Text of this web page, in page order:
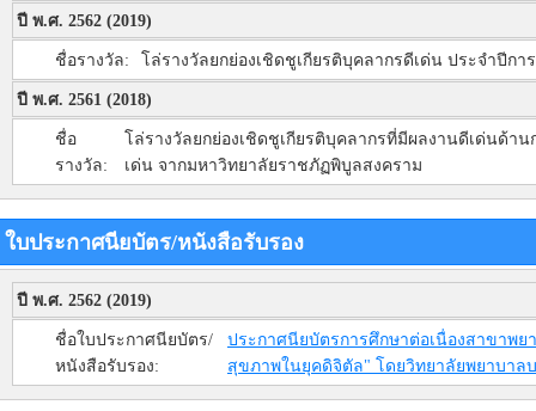
ปี พ.ศ. 2562 (2019)
ชื่อรางวัล: โล่รางวัลยกย่องเชิดชูเกียรติบุคลากรดีเด่น ประจำปี
ปี พ.ศ. 2561 (2018)
ชื่อ
รางวัล:
โล่รางวัลยกย่องเชิดชูเกียรติบุคลากรที่มีผลงานดีเด่นด้า
เด่น จากมหาวิทยาลัยราชภัฏพิบูลสงคราม
ใบประกาศนียบัตร/หนังสือรับรอง
ปี พ.ศ. 2562 (2019)
ชื่อใบประกาศนียบัตร/
หนังสือรับรอง:
ประกาศนียบัตรการศึกษาต่อเนื่องสาขาพ
สุขภาพในยุคดิจิตัล" โดยวิทยาลัยพยาบาล